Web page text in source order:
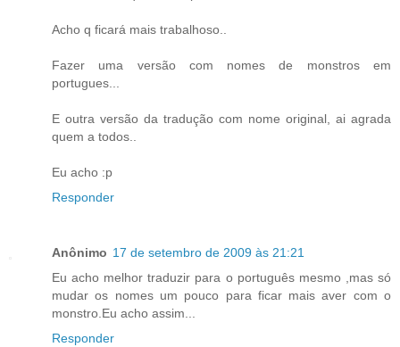
Acho q ficará mais trabalhoso..
Fazer uma versão com nomes de monstros em
portugues...
E outra versão da tradução com nome original, ai agrada
quem a todos..
Eu acho :p
Responder
Anônimo 17 de setembro de 2009 às 21:21
Eu acho melhor traduzir para o português mesmo ,mas só
mudar os nomes um pouco para ficar mais aver com o
monstro.Eu acho assim...
Responder